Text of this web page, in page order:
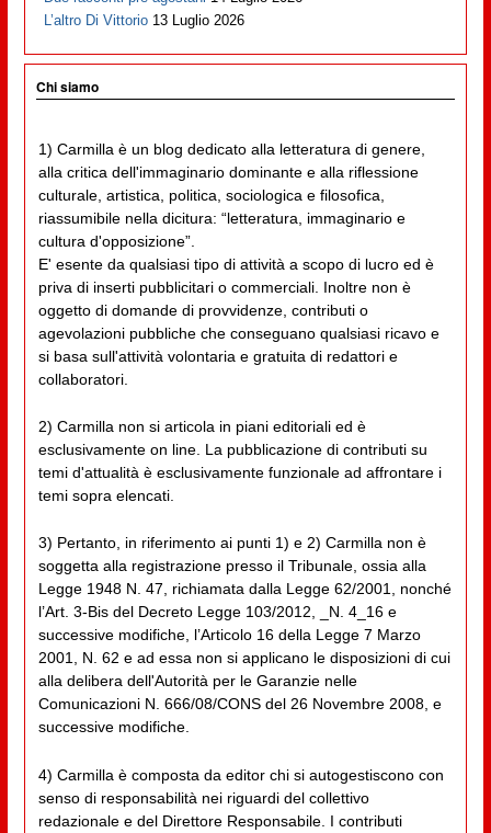
L’altro Di Vittorio 13 Luglio 2026
Chi siamo
1) Carmilla è un blog dedicato alla letteratura di genere,
alla critica dell'immaginario dominante e alla riflessione
culturale, artistica, politica, sociologica e filosofica,
riassumibile nella dicitura: “letteratura, immaginario e
cultura d'opposizione”.
E' esente da qualsiasi tipo di attività a scopo di lucro ed è
priva di inserti pubblicitari o commerciali. Inoltre non è
oggetto di domande di provvidenze, contributi o
agevolazioni pubbliche che conseguano qualsiasi ricavo e
si basa sull'attività volontaria e gratuita di redattori e
collaboratori.
2) Carmilla non si articola in piani editoriali ed è
esclusivamente on line. La pubblicazione di contributi su
temi d'attualità è esclusivamente funzionale ad affrontare i
temi sopra elencati.
3) Pertanto, in riferimento ai punti 1) e 2) Carmilla non è
soggetta alla registrazione presso il Tribunale, ossia alla
Legge 1948 N. 47, richiamata dalla Legge 62/2001, nonché
l’Art. 3-Bis del Decreto Legge 103/2012, _N. 4_16 e
successive modifiche, l’Articolo 16 della Legge 7 Marzo
2001, N. 62 e ad essa non si applicano le disposizioni di cui
alla delibera dell'Autorità per le Garanzie nelle
Comunicazioni N. 666/08/CONS del 26 Novembre 2008, e
successive modifiche.
4) Carmilla è composta da editor chi si autogestiscono con
senso di responsabilità nei riguardi del collettivo
redazionale e del Direttore Responsabile. I contributi